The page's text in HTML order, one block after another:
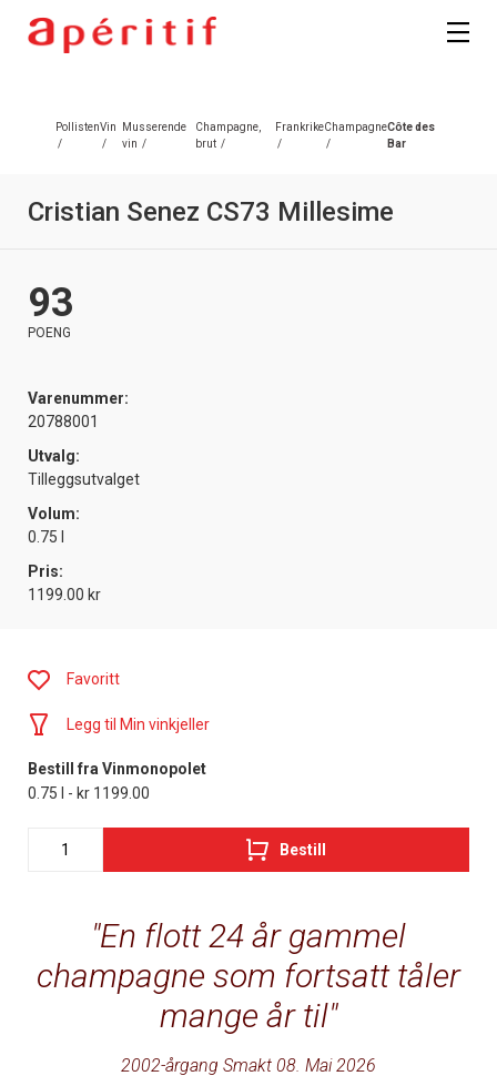
Pollisten
/
Vin
/
Musserende
vin /
Champagne,
brut /
Frankrike
/
Champagne
/
Côte des
Bar
Cristian Senez CS73 Millesime
93
POENG
Varenummer:
20788001
Utvalg:
Tilleggsutvalget
Volum:
0.75 l
Pris:
1199.00 kr
En flott 24 år gammel
champagne som fortsatt tåler
mange år til
2002-årgang Smakt 08. Mai 2026
Favoritt
Legg til Min vinkjeller
Bestill fra Vinmonopolet
0.75 l - kr 1199.00
Bestill